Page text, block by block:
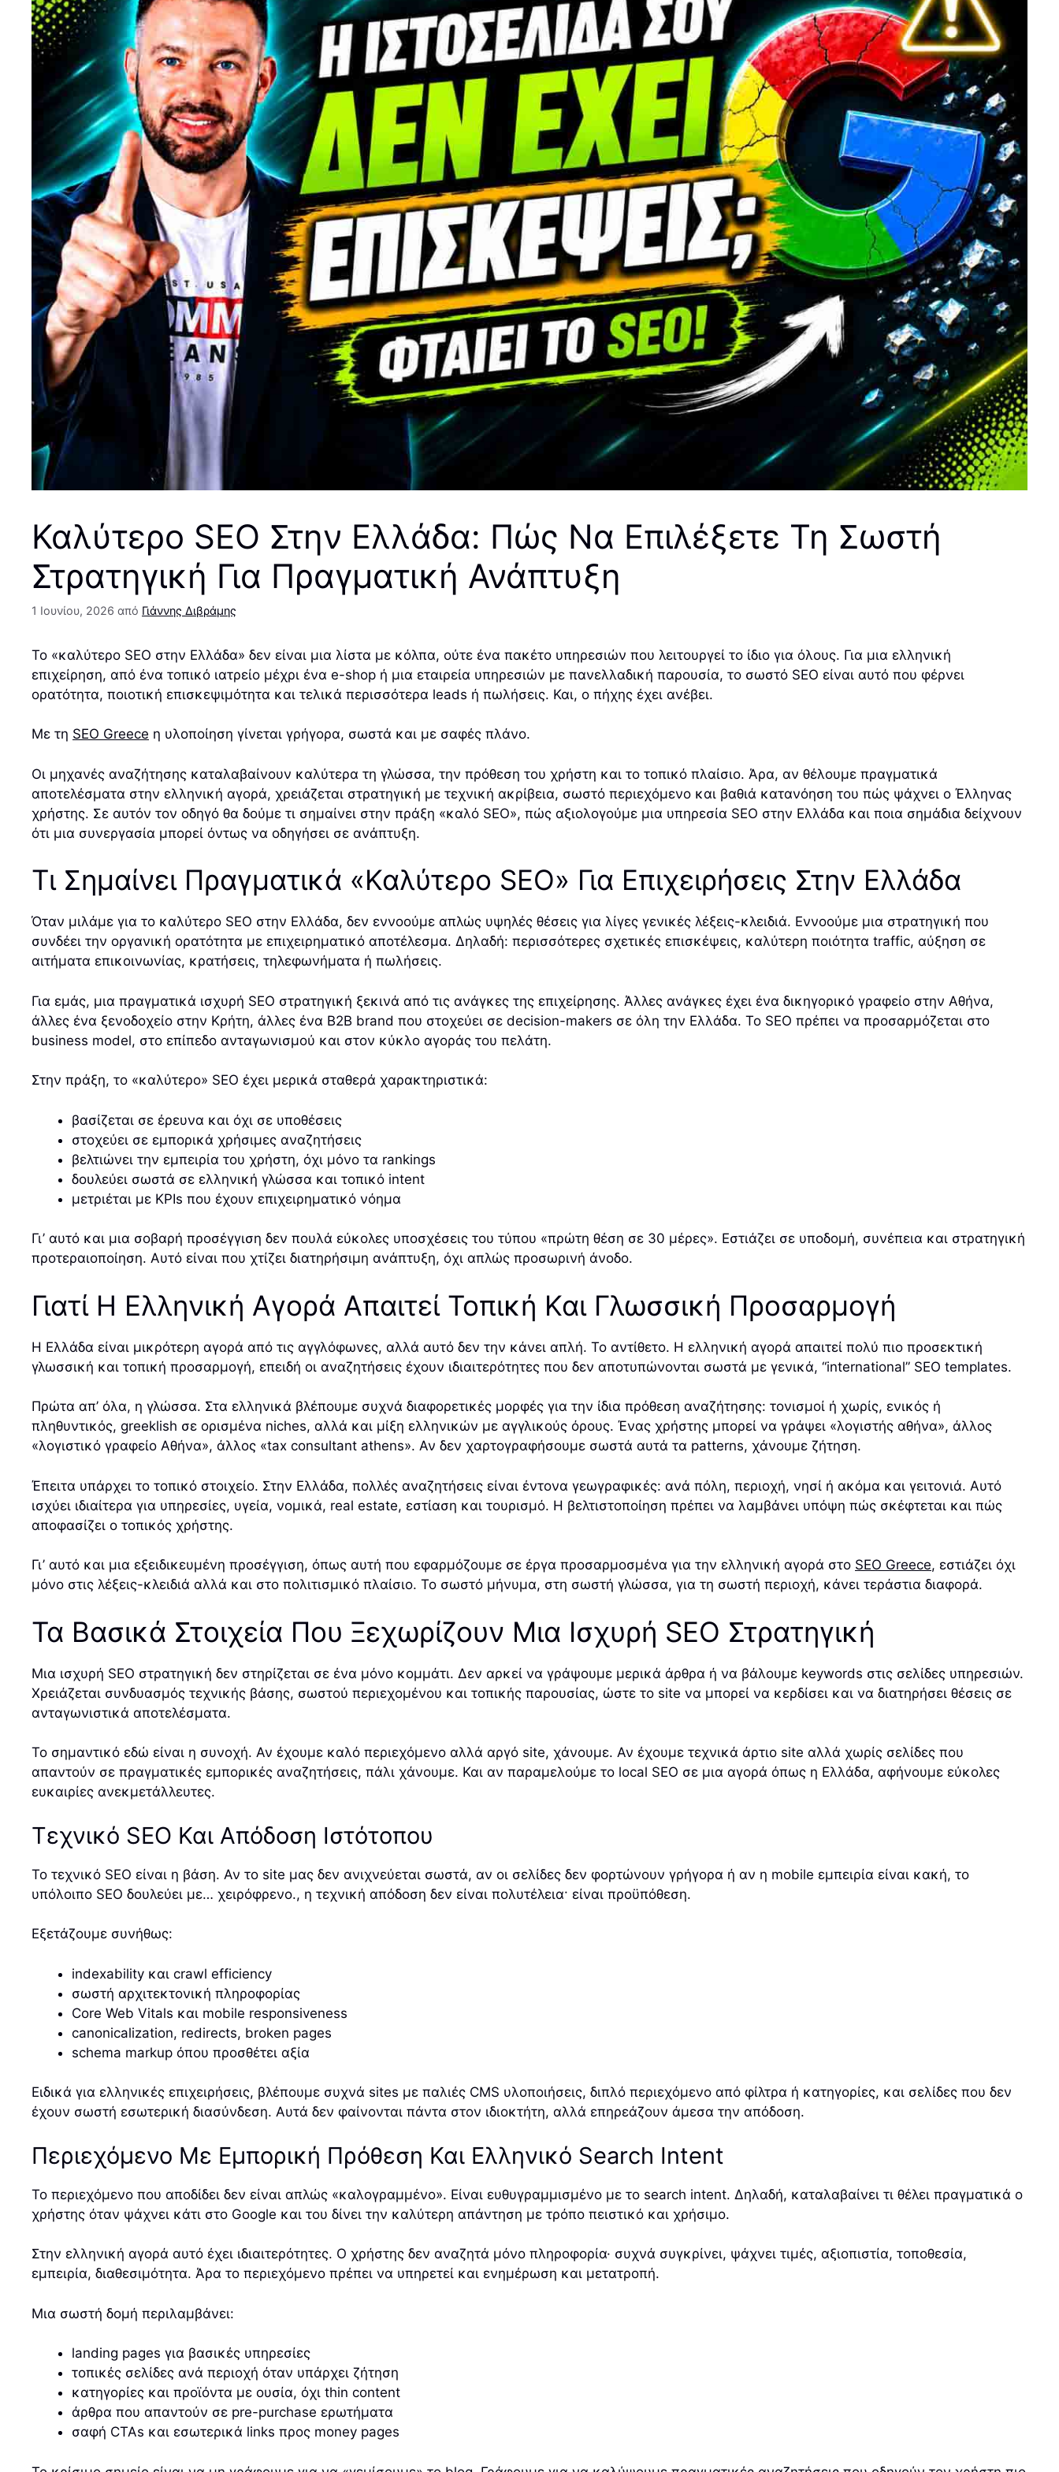
Καλύτερο SEO Στην Ελλάδα: Πώς Να Επιλέξετε Τη Σωστή
Στρατηγική Για Πραγματική Ανάπτυξη
1 Ιουνίου, 2026 από Γιάννης Διβράμης
Το «καλύτερο SEO στην Ελλάδα» δεν είναι μια λίστα με κόλπα, ούτε ένα πακέτο υπηρεσιών που λειτουργεί το ίδιο για όλους. Για μια ελληνική
επιχείρηση, από ένα τοπικό ιατρείο μέχρι ένα e-shop ή μια εταιρεία υπηρεσιών με πανελλαδική παρουσία, το σωστό SEO είναι αυτό που φέρνει
ορατότητα, ποιοτική επισκεψιμότητα και τελικά περισσότερα leads ή πωλήσεις. Και, ο πήχης έχει ανέβει.
Με τη SEO Greece η υλοποίηση γίνεται γρήγορα, σωστά και με σαφές πλάνο.
Οι μηχανές αναζήτησης καταλαβαίνουν καλύτερα τη γλώσσα, την πρόθεση του χρήστη και το τοπικό πλαίσιο. Άρα, αν θέλουμε πραγματικά
αποτελέσματα στην ελληνική αγορά, χρειάζεται στρατηγική με τεχνική ακρίβεια, σωστό περιεχόμενο και βαθιά κατανόηση του πώς ψάχνει ο Έλληνας
χρήστης. Σε αυτόν τον οδηγό θα δούμε τι σημαίνει στην πράξη «καλό SEO», πώς αξιολογούμε μια υπηρεσία SEO στην Ελλάδα και ποια σημάδια δείχνουν
ότι μια συνεργασία μπορεί όντως να οδηγήσει σε ανάπτυξη.
Τι Σημαίνει Πραγματικά «Καλύτερο SEO» Για Επιχειρήσεις Στην Ελλάδα
Όταν μιλάμε για το καλύτερο SEO στην Ελλάδα, δεν εννοούμε απλώς υψηλές θέσεις για λίγες γενικές λέξεις-κλειδιά. Εννοούμε μια στρατηγική που
συνδέει την οργανική ορατότητα με επιχειρηματικό αποτέλεσμα. Δηλαδή: περισσότερες σχετικές επισκέψεις, καλύτερη ποιότητα traffic, αύξηση σε
αιτήματα επικοινωνίας, κρατήσεις, τηλεφωνήματα ή πωλήσεις.
Για εμάς, μια πραγματικά ισχυρή SEO στρατηγική ξεκινά από τις ανάγκες της επιχείρησης. Άλλες ανάγκες έχει ένα δικηγορικό γραφείο στην Αθήνα,
άλλες ένα ξενοδοχείο στην Κρήτη, άλλες ένα B2B brand που στοχεύει σε decision-makers σε όλη την Ελλάδα. Το SEO πρέπει να προσαρμόζεται στο
business model, στο επίπεδο ανταγωνισμού και στον κύκλο αγοράς του πελάτη.
Στην πράξη, το «καλύτερο» SEO έχει μερικά σταθερά χαρακτηριστικά:
βασίζεται σε έρευνα και όχι σε υποθέσεις
στοχεύει σε εμπορικά χρήσιμες αναζητήσεις
βελτιώνει την εμπειρία του χρήστη, όχι μόνο τα rankings
δουλεύει σωστά σε ελληνική γλώσσα και τοπικό intent
μετριέται με KPIs που έχουν επιχειρηματικό νόημα
Γι’ αυτό και μια σοβαρή προσέγγιση δεν πουλά εύκολες υποσχέσεις του τύπου «πρώτη θέση σε 30 μέρες». Εστιάζει σε υποδομή, συνέπεια και στρατηγική
προτεραιοποίηση. Αυτό είναι που χτίζει διατηρήσιμη ανάπτυξη, όχι απλώς προσωρινή άνοδο.
Γιατί Η Ελληνική Αγορά Απαιτεί Τοπική Και Γλωσσική Προσαρμογή
Η Ελλάδα είναι μικρότερη αγορά από τις αγγλόφωνες, αλλά αυτό δεν την κάνει απλή. Το αντίθετο. Η ελληνική αγορά απαιτεί πολύ πιο προσεκτική
γλωσσική και τοπική προσαρμογή, επειδή οι αναζητήσεις έχουν ιδιαιτερότητες που δεν αποτυπώνονται σωστά με γενικά, “international” SEO templates.
Πρώτα απ’ όλα, η γλώσσα. Στα ελληνικά βλέπουμε συχνά διαφορετικές μορφές για την ίδια πρόθεση αναζήτησης: τονισμοί ή χωρίς, ενικός ή
πληθυντικός, greeklish σε ορισμένα niches, αλλά και μίξη ελληνικών με αγγλικούς όρους. Ένας χρήστης μπορεί να γράψει «λογιστής αθήνα», άλλος
«λογιστικό γραφείο Αθήνα», άλλος «tax consultant athens». Αν δεν χαρτογραφήσουμε σωστά αυτά τα patterns, χάνουμε ζήτηση.
Έπειτα υπάρχει το τοπικό στοιχείο. Στην Ελλάδα, πολλές αναζητήσεις είναι έντονα γεωγραφικές: ανά πόλη, περιοχή, νησί ή ακόμα και γειτονιά. Αυτό
ισχύει ιδιαίτερα για υπηρεσίες, υγεία, νομικά, real estate, εστίαση και τουρισμό. Η βελτιστοποίηση πρέπει να λαμβάνει υπόψη πώς σκέφτεται και πώς
αποφασίζει ο τοπικός χρήστης.
Γι’ αυτό και μια εξειδικευμένη προσέγγιση, όπως αυτή που εφαρμόζουμε σε έργα προσαρμοσμένα για την ελληνική αγορά στο SEO Greece, εστιάζει όχι
μόνο στις λέξεις-κλειδιά αλλά και στο πολιτισμικό πλαίσιο. Το σωστό μήνυμα, στη σωστή γλώσσα, για τη σωστή περιοχή, κάνει τεράστια διαφορά.
Τα Βασικά Στοιχεία Που Ξεχωρίζουν Μια Ισχυρή SEO Στρατηγική
Μια ισχυρή SEO στρατηγική δεν στηρίζεται σε ένα μόνο κομμάτι. Δεν αρκεί να γράψουμε μερικά άρθρα ή να βάλουμε keywords στις σελίδες υπηρεσιών.
Χρειάζεται συνδυασμός τεχνικής βάσης, σωστού περιεχομένου και τοπικής παρουσίας, ώστε το site να μπορεί να κερδίσει και να διατηρήσει θέσεις σε
ανταγωνιστικά αποτελέσματα.
Το σημαντικό εδώ είναι η συνοχή. Αν έχουμε καλό περιεχόμενο αλλά αργό site, χάνουμε. Αν έχουμε τεχνικά άρτιο site αλλά χωρίς σελίδες που
απαντούν σε πραγματικές εμπορικές αναζητήσεις, πάλι χάνουμε. Και αν παραμελούμε το local SEO σε μια αγορά όπως η Ελλάδα, αφήνουμε εύκολες
ευκαιρίες ανεκμετάλλευτες.
Τεχνικό SEO Και Απόδοση Ιστότοπου
Το τεχνικό SEO είναι η βάση. Αν το site μας δεν ανιχνεύεται σωστά, αν οι σελίδες δεν φορτώνουν γρήγορα ή αν η mobile εμπειρία είναι κακή, το
υπόλοιπο SEO δουλεύει με… χειρόφρενο., η τεχνική απόδοση δεν είναι πολυτέλεια· είναι προϋπόθεση.
Εξετάζουμε συνήθως:
indexability και crawl efficiency
σωστή αρχιτεκτονική πληροφορίας
Core Web Vitals και mobile responsiveness
canonicalization, redirects, broken pages
schema markup όπου προσθέτει αξία
Ειδικά για ελληνικές επιχειρήσεις, βλέπουμε συχνά sites με παλιές CMS υλοποιήσεις, διπλό περιεχόμενο από φίλτρα ή κατηγορίες, και σελίδες που δεν
έχουν σωστή εσωτερική διασύνδεση. Αυτά δεν φαίνονται πάντα στον ιδιοκτήτη, αλλά επηρεάζουν άμεσα την απόδοση.
Περιεχόμενο Με Εμπορική Πρόθεση Και Ελληνικό Search Intent
Το περιεχόμενο που αποδίδει δεν είναι απλώς «καλογραμμένο». Είναι ευθυγραμμισμένο με το search intent. Δηλαδή, καταλαβαίνει τι θέλει πραγματικά ο
χρήστης όταν ψάχνει κάτι στο Google και του δίνει την καλύτερη απάντηση με τρόπο πειστικό και χρήσιμο.
Στην ελληνική αγορά αυτό έχει ιδιαιτερότητες. Ο χρήστης δεν αναζητά μόνο πληροφορία· συχνά συγκρίνει, ψάχνει τιμές, αξιοπιστία, τοποθεσία,
εμπειρία, διαθεσιμότητα. Άρα το περιεχόμενο πρέπει να υπηρετεί και ενημέρωση και μετατροπή.
Μια σωστή δομή περιλαμβάνει:
landing pages για βασικές υπηρεσίες
τοπικές σελίδες ανά περιοχή όταν υπάρχει ζήτηση
κατηγορίες και προϊόντα με ουσία, όχι thin content
άρθρα που απαντούν σε pre-purchase ερωτήματα
σαφή CTAs και εσωτερικά links προς money pages